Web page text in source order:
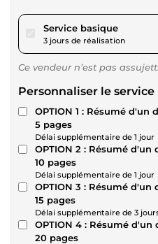
Service basiquepour
3 jours de réalisation
Ce vendeur n’est pas
Personnaliser le service
OPTION 1 : Résumé d'un
5 pages
Délai supplémentaire de 1 jour
OPTION 2 : Résumé d'un
10 pages
Délai supplémentaire de 1 jour
OPTION 3 : Résumé d'un
15 pages
Délai supplémentaire de 3
OPTION 4 : Résumé d'un
20 pages